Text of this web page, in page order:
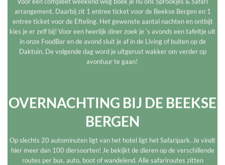
arrangement. Daarbij zit 1 entree ticket voor de Beekse Bergen en 1
entree ticket voor de Efteling. Het gewenste aantal nachten en ontbijt
kies je er zelf bij! Voor een heerlijk diner zoek je ‘s avonds een tafeltje uit
in onze FoodBar en de avond sluit je af in de Living of buiten op de
Daktuin. De volgende dag word je uitgerust wakker om verder op
avontuur te gaan!
OVERNACHTING BIJ DE BEEKSE
BERGEN
Op slechts 20 autominuten ligt van het hotel ligt het Safaripark. Je vindt
hier meer dan 100 diersoorten! Je bekijkt de dieren op de verschillende
routes per bus, auto, boot of wandelend. Alle safariroutes zitten